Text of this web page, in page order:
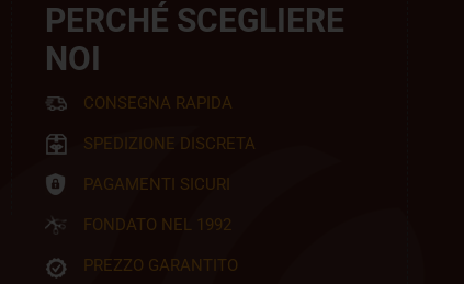
PERCHÉ SCEGLIERE
NOI
CONSEGNA RAPIDA
SPEDIZIONE DISCRETA
PAGAMENTI SICURI
FONDATO NEL 1992
PREZZO GARANTITO